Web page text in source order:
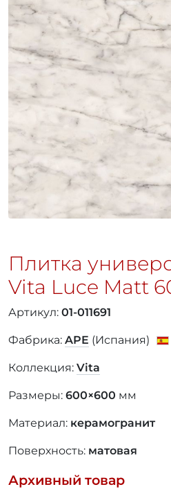
Плитка
Vita Luce Matt
Артикул: 01-011691
Фабрика: APE (Испания)
Коллекция: Vita
Размеры: 600×600 мм
Материал: керамогранит
Поверхность: матовая
Архивный товар